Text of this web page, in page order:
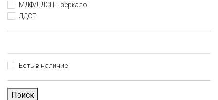
МДФ/ЛДСП + зеркало
ЛДСП
Есть в наличие
Поиск